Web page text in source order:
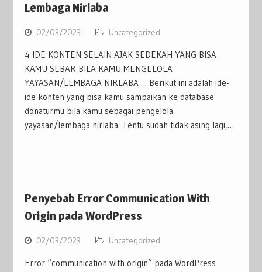
Lembaga Nirlaba
02/03/2023 Uncategorized
4 IDE KONTEN SELAIN AJAK SEDEKAH YANG BISA
KAMU SEBAR BILA KAMU MENGELOLA
YAYASAN/LEMBAGA NIRLABA . . Berikut ini adalah ide-
ide konten yang bisa kamu sampaikan ke database
donaturmu bila kamu sebagai pengelola
yayasan/lembaga nirlaba. Tentu sudah tidak asing lagi,…
Penyebab Error Communication With
Origin pada WordPress
02/03/2023 Uncategorized
Error “communication with origin” pada WordPress